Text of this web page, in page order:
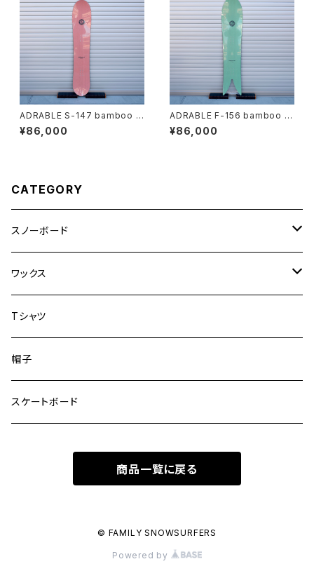
ADRABLE S-147 bamboo p
ink
¥86,000
ADRABLE F-156 bamboo m
int
¥86,000
CATEGORY
スノーボード
adrable snow surf
Wapu snowboards
RAY☆BACK SNOWSURFING
FAMILY SNOWSURFERS
ワックス
TEMPO
FAMILY SNOWSURFERS
Tシャツ
帽子
スケートボード
商品一覧に戻る
© FAMILY SNOWSURFERS
Powered by